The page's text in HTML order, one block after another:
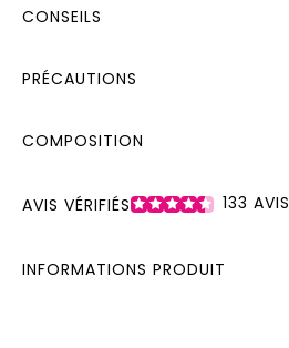
CONSEILS
PRÉCAUTIONS
COMPOSITION
AVIS VÉRIFIÉS 133 AVIS
INFORMATIONS PRODUIT